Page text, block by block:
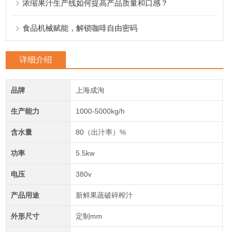
浓缩果汁生产线如何提高产品质量和口感？
食品机械赋能，解锁咖啡自由密码
详细介绍
品牌 上海成洵
生产能力 1000-5000kg/h
含水量 80（出汁率）%
功率 5.5kw
电压 380v
产品用途 新鲜果蔬破碎榨汁
外形尺寸 定制mm